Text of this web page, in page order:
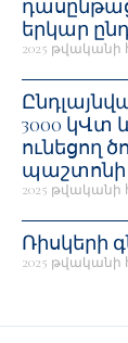
երկար
2025 թվականի
3000 կՎտ
ունեցող
2025 թվականի
Ռիսկերի
2025 թվականի